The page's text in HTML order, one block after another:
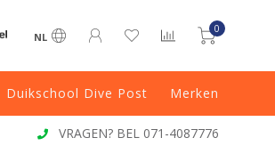
NL
0
Duikschool Dive Post Merken
BEL 071-4087776 VOOR